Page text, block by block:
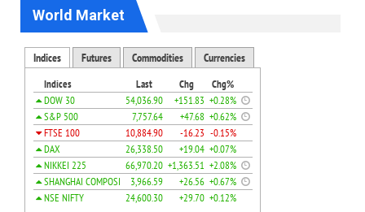
World Market